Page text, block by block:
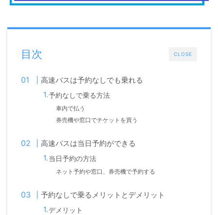
CLOSE
目次
高速バスは予約なしでも乗れる
予約なしで乗る方法
車内で払う
券売機や窓口でチケットを買う
高速バスは当日予約ができる
当日予約の方法
ネット予約や窓口、券売機で予約する
予約なしで乗るメリットとデメリット
デメリット